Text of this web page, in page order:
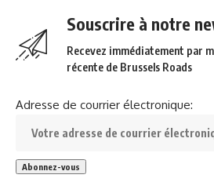
Souscrire à notre
Recevez immédiatement par
récente de Brussels Roads
Adresse de courrier électronique: